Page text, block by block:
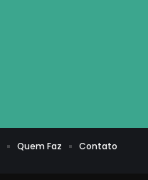
Quem Faz Contato